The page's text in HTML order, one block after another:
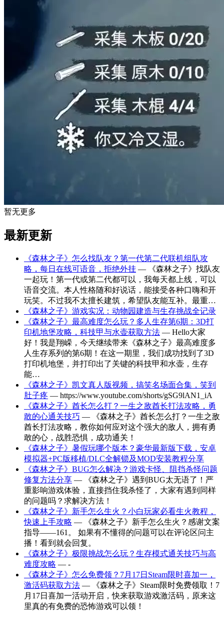
暂无更多
最新更新
《森林之子》怎么找队友？第一代第二代联机组队攻
略，每日在线可语音，拒绝外挂 — 《森林之子》找队友
一起玩！第一代或第二代都可以，我每天都上线，可以
语音交流。本人性格随和好说话，能接受各种口嗨和开
玩笑。不过我不太擅长建筑，希望队友能互补。最重…
《森林之子》游戏实况：动物园建造与生存挑战全记录
《森林之子》最高难度怎么玩？多人生存第6期：3D打
印机地堡攻略，科技甲与水壶获取方法 — Hello大家
好！我是翔嵘，今天继续带来《森林之子》最高难度多
人生存系列的第6期！在这一期里，我们成功找到了3D
打印机地堡，并打印出了关键的科技甲和水壶，生存
能…
《森林之子》凯文真人版视频，搞笑名场面合集，笑到
肚子疼 — https://www.youtube.com/shorts/gSG9lAN1_iA
《森林之子》酋长怎么打？一生之敌酋长打法攻略，勇
敢的心通关技巧 — 《森林之子》酋长怎么打？一生之敌
酋长打法攻略，教你如何应对这个强大的敌人，拥有勇
敢的心，战胜恐惧，成功通关！
《森林之子》暑假玩哪个版本？豪华最新版下载，安卓
模拟器+PC版移植/DLC全解锁及MOD安装教程分享
《森林之子》BUG怎么解决？游戏卡怪、阻挡杀怪问题
修复方法分享 — 《森林之子》遇到BUG太无语了！严
重影响游戏体验，直接挡住我杀怪了，大家有遇到同样
的问题吗？求解决方法！
《森林之子》新手怎么生火？小白玩家必看生火教程，
快速上手攻略 — 《森林之子》新手怎么生火？感谢文案
指导——161。 如果有不懂得的问题可以在评论区问主
播！看到就会回复。
《森林之子》极限挑战怎么玩？生存模式通关技巧与高
难度攻略 — -
《森林之子》怎么免费领？7月17日Steam限时喜加一，
激活码获取方法 — 《森林之子》Steam限时免费领取！7
月17日喜加一活动开启，快来获取游戏激活码，原来这
里真的有免费的恐怖游戏可以领！